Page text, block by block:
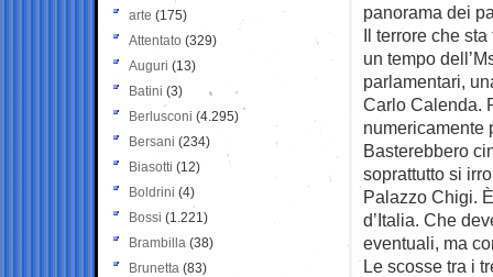
panorama dei
Il terrore che
un tempo
parlamentari,
Carlo Calenda.
numericamente
Basterebbero
soprattutto si
Palazzo Chigi.
d’Italia. Che
eventuali, ma
Le scosse tra i
arte (175)
Attentato (329)
Auguri (13)
Batini (3)
Berlusconi (4.295)
Bersani (234)
Biasotti (12)
Boldrini (4)
Bossi (1.221)
Brambilla (38)
Brunetta (83)